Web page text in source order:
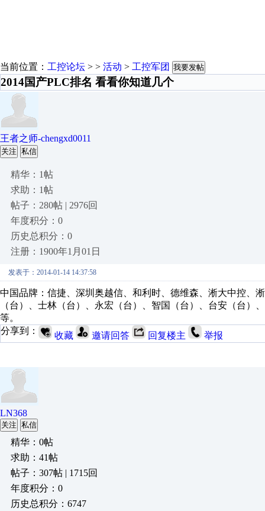
当前位置： 工控论坛 > > 活动 > 工控军团 我要发帖
2014国产PLC排名 看看你知道几个
王者之师-chengxd0011
关注 私信
精华：1帖
求助：1帖
帖子：280帖 | 2976回
年度积分：0
历史总积分：0
注册：1900年1月01日
发表于：2014-01-14 14:37:58
中国品牌：信捷、深圳奥越信、和利时、德维森、淅大中控、
（台）、士林（台）、永宏（台）、智国（台）、台安（台
等。
分享到：
收藏 邀请回答 回复楼主 举报
LN368
关注 私信
精华：0帖
求助：41帖
帖子：307帖 | 1715回
年度积分：0
历史总积分：6747